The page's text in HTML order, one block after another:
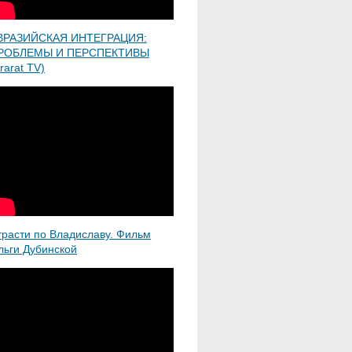
ИНТЕГРАЦИЯ:
И ПЕРСПЕКТИВЫ
TV)
по Владиславу. Фильм
Дубинской